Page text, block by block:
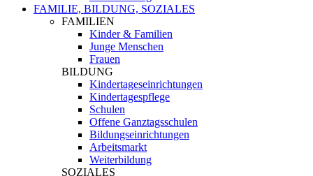
FAMILIE, BILDUNG, SOZIALES
FAMILIEN
Kinder & Familien
Junge Menschen
Frauen
BILDUNG
Kindertageseinrichtungen
Kindertagespflege
Schulen
Offene Ganztagsschulen
Bildungseinrichtungen
Arbeitsmarkt
Weiterbildung
SOZIALES